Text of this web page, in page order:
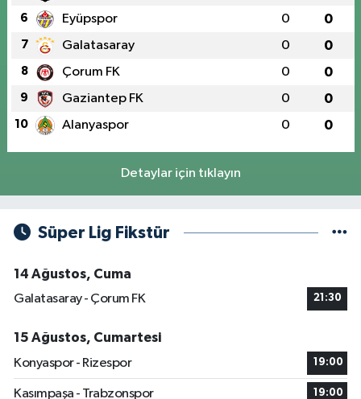
6 Eyüpspor 0 0
7 Galatasaray 0 0
8 Çorum FK 0 0
9 Gaziantep FK 0 0
10 Alanyaspor 0 0
Detaylar için tıklayın
Süper Lig Fikstür
14 Ağustos, Cuma
Galatasaray - Çorum FK
21:30
15 Ağustos, Cumartesi
Konyaspor - Rizespor
19:00
Kasımpaşa - Trabzonspor 19:00